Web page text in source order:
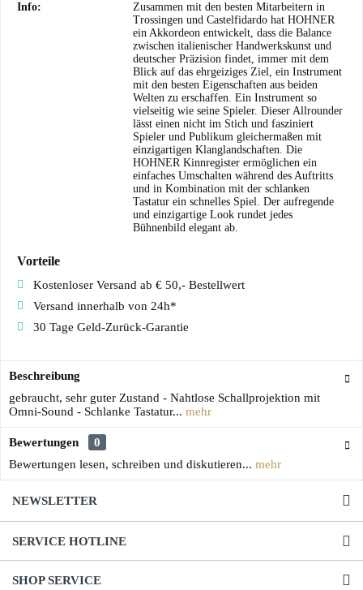
Info:
Zusammen mit den besten Mitarbeitern in
Trossingen und Castelfidardo hat HOHNER
ein Akkordeon entwickelt, dass die Balance
zwischen italienischer Handwerkskunst und
deutscher Präzision findet, immer mit dem
Blick auf das ehrgeiziges Ziel, ein Instrument
mit den besten Eigenschaften aus beiden
Welten zu erschaffen. Ein Instrument so
vielseitig wie seine Spieler. Dieser Allrounder
lässt einen nicht im Stich und fasziniert
Spieler und Publikum gleichermaßen mit
einzigartigen Klanglandschaften. Die
HOHNER Kinnregister ermöglichen ein
einfaches Umschalten während des Auftritts
und in Kombination mit der schlanken
Tastatur ein schnelles Spiel. Der aufregende
und einzigartige Look rundet jedes
Bühnenbild elegant ab.
Vorteile
Kostenloser Versand ab € 50,- Bestellwert
Versand innerhalb von 24h*
30 Tage Geld-Zurück-Garantie
Beschreibung
gebraucht, sehr guter Zustand - Nahtlose Schallprojektion mit
Omni-Sound - Schlanke Tastatur... mehr
Bewertungen
0
Bewertungen lesen, schreiben und diskutieren... mehr
NEWSLETTER
SERVICE HOTLINE
SHOP SERVICE